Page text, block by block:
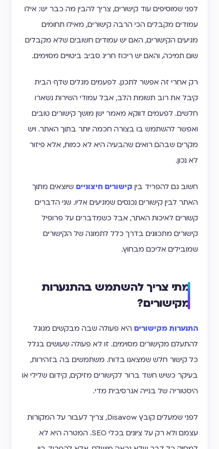
לפני שמוסיפים עוד קישורים, צריך להבין מה כבר יש: אילו
עמודים מקבלים הכי הרבה קישורים, מאילו תחומים
מגיעים הקישורים, האם יש עמודים חשובים שלא מקבלים
שום תמיכה, והאם יש ריכוז חריג סביב ביטויים מסוימים.
רק אחרי זה אפשר לתכנן. לפעמים מגלים שדף הבית
קיבל את רוב תשומת הלב, אבל עמודי השירות נשארו
חלשים. לפעמים דווקא מאמר ישן מושך קישורים טובים
ואפשר להשתמש בו בצורה חכמה יותר בתוך האתר. ויש
מקרים שבהם רואים שהבעיה היא לא כמות, אלא פיזור
לא נכון.
חשוב גם להפריד בין קישורים חיצוניים שיוצאים מתוך
האתר לבין קישורים נכנסים שמגיעים אליו. שני הדברים
קשורים לאיכות האתר, אבל כשמדברים על פרופיל
קישורים מתכוונים בדרך כלל לתמונה של הקישורים
שמובילים אליכם מבחוץ.
מתי צריך להשתמש בהתנערות
מקישורים?
התנערות מקישורים היא פעולה שבה מבקשים מגוגל
להתעלם מקישורים מסוימים. זו לא פעולה שעושים בגלל
כל קישור חלש שמצאנו בדוח. משתמשים בה בזהירות,
בעיקר כשיש חשד ברור לקישורים מזיקים, קידום שלילי או
היסטוריה של בנייה אגרסיבית מדי.
לפני שמעלים קובץ Disavow, צריך לעבור על המקורות
עצמם ולא רק על ציונים בכלי SEO. המטרה היא לא